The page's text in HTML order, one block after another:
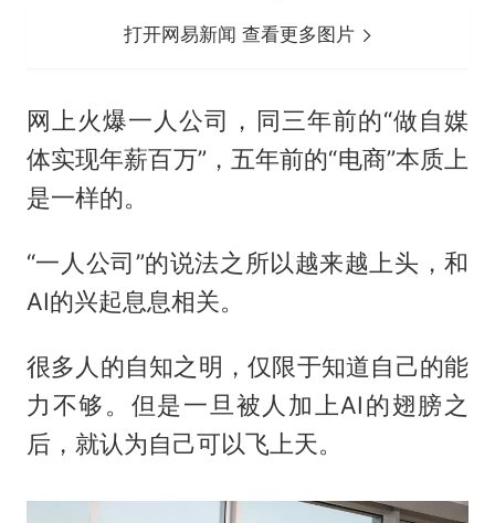
打开网易新闻 查看更多图片
网上火爆一人公司，同三年前的“做自媒
体实现年薪百万”，五年前的“电商”本质上
是一样的。
“一人公司”的说法之所以越来越上头，和
AI的兴起息息相关。
很多人的自知之明，仅限于知道自己的能
力不够。但是一旦被人加上AI的翅膀之
后，就认为自己可以飞上天。